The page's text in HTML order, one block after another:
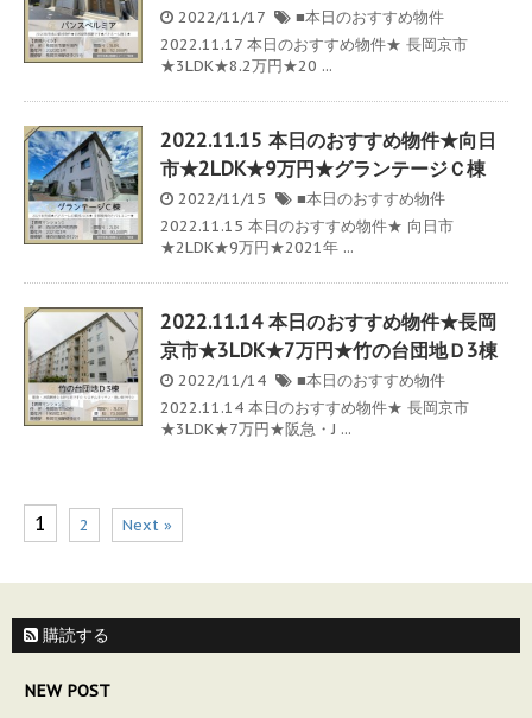
2022/11/17
■本日のおすすめ物件
2022.11.17 本日のおすすめ物件★ 長岡京市
★3LDK★8.2万円★20 ...
2022.11.15 本日のおすすめ物件★向日
市★2LDK★9万円★グランテージＣ棟
2022/11/15
■本日のおすすめ物件
2022.11.15 本日のおすすめ物件★ 向日市
★2LDK★9万円★2021年 ...
2022.11.14 本日のおすすめ物件★長岡
京市★3LDK★7万円★竹の台団地Ｄ3棟
2022/11/14
■本日のおすすめ物件
2022.11.14 本日のおすすめ物件★ 長岡京市
★3LDK★7万円★阪急・J ...
1 2 Next »
購読する
NEW POST